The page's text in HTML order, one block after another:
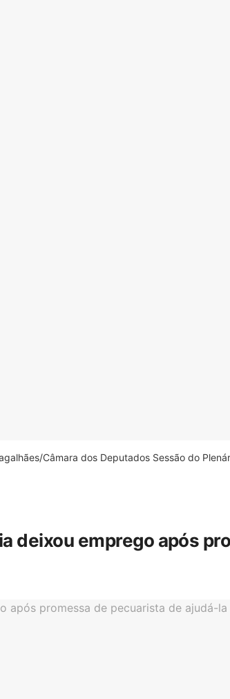
Câmara dos Deputados Sessão do
deixou emprego após